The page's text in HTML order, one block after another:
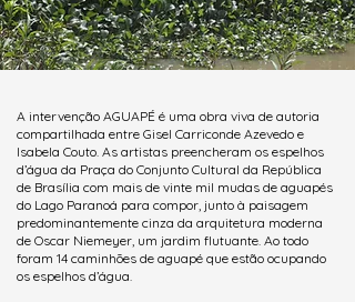
A intervenção AGUAPÉ é uma obra viva de autoria
compartilhada entre Gisel Carriconde Azevedo e
Isabela Couto. As artistas preencheram os espelhos
d’água da Praça do Conjunto Cultural da República
de Brasília com mais de vinte mil mudas de aguapés
do Lago Paranoá para compor, junto à paisagem
predominantemente cinza da arquitetura moderna
de Oscar Niemeyer, um jardim flutuante. Ao todo
foram 14 caminhões de aguapé que estão ocupando
os espelhos d’água.